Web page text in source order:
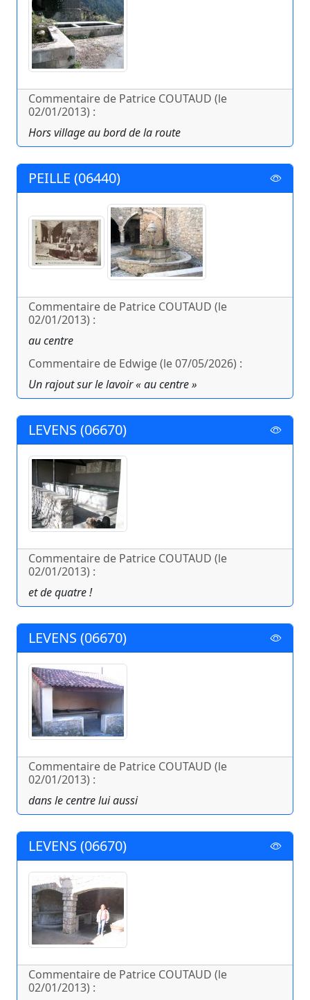
Commentaire de Patrice COUTAUD (le
02/01/2013) :
Hors village au bord de la route
PEILLE (06440)
Commentaire de Patrice COUTAUD (le
02/01/2013) :
au centre
Commentaire de Edwige (le 07/05/2026) :
Un rajout sur le lavoir « au centre »
LEVENS (06670)
Commentaire de Patrice COUTAUD (le
02/01/2013) :
et de quatre !
LEVENS (06670)
Commentaire de Patrice COUTAUD (le
02/01/2013) :
dans le centre lui aussi
LEVENS (06670)
Commentaire de Patrice COUTAUD (le
02/01/2013) :